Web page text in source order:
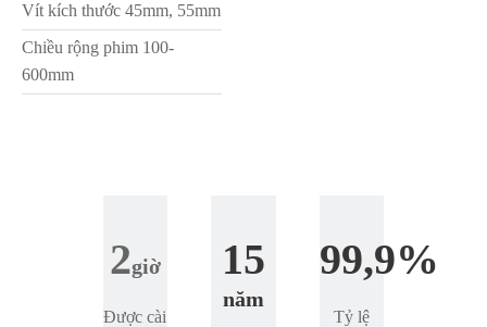
Vít kích thước 45mm, 55mm
Chiều rộng phim 100-
600mm
2giờ
Được cài
15
năm
99,9%
Tỷ lệ